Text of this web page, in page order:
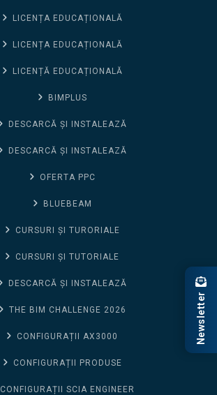
LICENȚA EDUCAȚIONALĂ
LICENȚA EDUCAȚIONALĂ
LICENȚĂ EDUCAȚIONALĂ
BIMPLUS
DESCARCĂ ȘI INSTALEAZĂ
DESCARCĂ ȘI INSTALEAZĂ
OFERTA PPC
BLUEBEAM
CURSURI ȘI TURORIALE
CURSURI ȘI TUTORIALE
DESCARCĂ ȘI INSTALEAZĂ
THE BIM CHALLENGE 2026
CONFIGURAȚII AX3000
CONFIGURAȚII PRODUSE
CONFIGURAȚII SCIA ENGINEER
Newsletter